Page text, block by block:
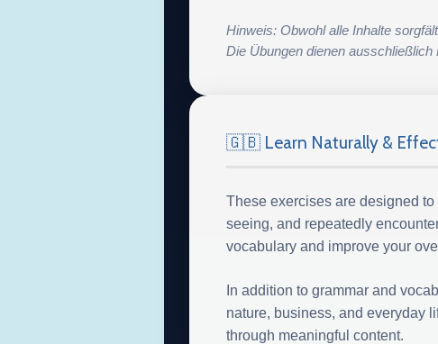
Hinweis: Obwohl alle Inhalte
Die Übungen dienen
🇬🇧 Learn Naturally &
These exercises are designed
seeing, and repeatedly
vocabulary and improve your
In addition to grammar and
nature, business, and everyday
through meaningful content.